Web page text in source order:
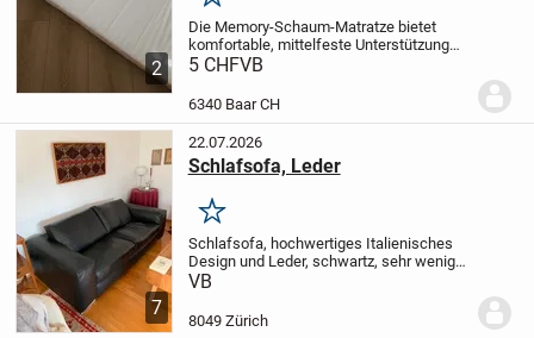
2
Größe 90cm x 200cm
Die Memory-Schaum-Matratze bietet
komfortable, mittelfeste Unterstützung
(Härtegrad 3/H3) und ist ideal für Bauch-,
Rückenschläfer
5 CHFVB
6340 Baar CH
7
22.07.2026
Schlafsofa, Leder
Merken
Schlafsofa, hochwertiges Italienisches
Design und Leder, schwartz, sehr wenig
gebraucht. Neupreis war CHF 7.000,-- (GS
L.210xT.100xH.80 cm. Dimensionen Bett:
VB
8049 Zürich